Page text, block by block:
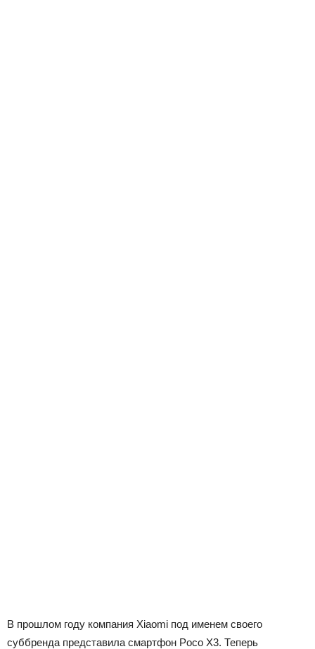
В прошлом году компания Xiaomi под именем своего
суббренда представила смартфон Poco X3. Теперь